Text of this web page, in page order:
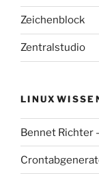
Zeichenblock
Zentralstudio
Bennet Richter